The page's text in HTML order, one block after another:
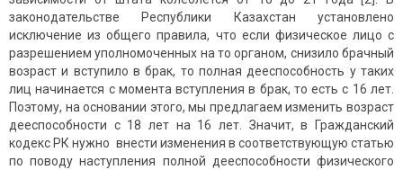
законодательстве Республики Казахстан установлено
исключение из общего правила, что если физическое лицо с
разрешением уполномоченных на то органом, снизило брачный
возраст и вступило в брак, то полная дееспособность у таких
лиц начинается с момента вступления в брак, то есть с 16 лет.
Поэтому, на основании этого, мы предлагаем изменить возраст
дееспособности с 18 лет на 16 лет. Значит, в Гражданский
кодекс РК нужно внести изменения в соответствующую статью
по поводу наступления полной дееспособности физического